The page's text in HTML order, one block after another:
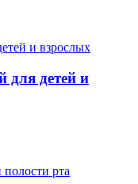
для детей и